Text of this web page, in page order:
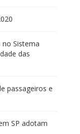
no Sistema
das
passageiros e
SP adotam